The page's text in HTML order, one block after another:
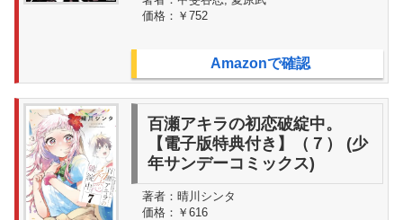
価格： ￥752
Amazonで確認
百瀬アキラの初恋破綻中。
【電子版特典付き】（７） (少
年サンデーコミックス)
著者： 晴川シンタ
価格： ￥616